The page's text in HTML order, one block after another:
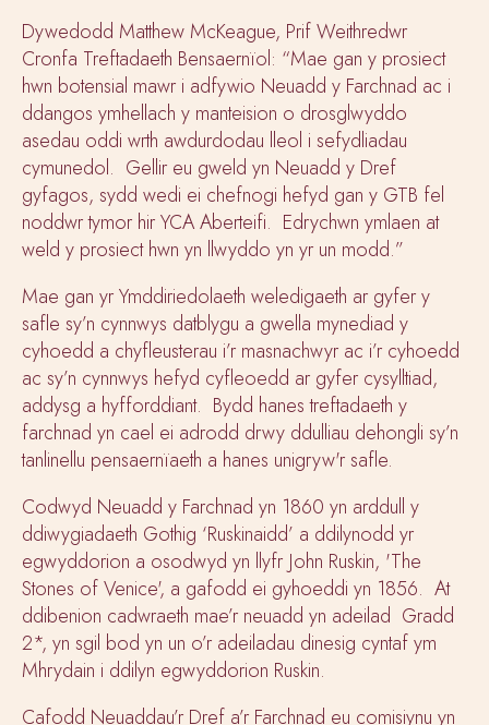
Dywedodd Matthew McKeague, Prif Weithredwr
Cronfa Treftadaeth Bensaernïol: “Mae gan y prosiect
hwn botensial mawr i adfywio Neuadd y Farchnad ac i
ddangos ymhellach y manteision o drosglwyddo
asedau oddi wrth awdurdodau lleol i sefydliadau
cymunedol. Gellir eu gweld yn Neuadd y Dref
gyfagos, sydd wedi ei chefnogi hefyd gan y GTB fel
noddwr tymor hir YCA Aberteifi. Edrychwn ymlaen at
weld y prosiect hwn yn llwyddo yn yr un modd.”
Mae gan yr Ymddiriedolaeth weledigaeth ar gyfer y
safle sy’n cynnwys datblygu a gwella mynediad y
cyhoedd a chyfleusterau i’r masnachwyr ac i’r cyhoedd
ac sy’n cynnwys hefyd cyfleoedd ar gyfer cysylltiad,
addysg a hyfforddiant. Bydd hanes treftadaeth y
farchnad yn cael ei adrodd drwy ddulliau dehongli sy’n
tanlinellu pensaernïaeth a hanes unigryw'r safle.
Codwyd Neuadd y Farchnad yn 1860 yn arddull y
ddiwygiadaeth Gothig ‘Ruskinaidd’ a ddilynodd yr
egwyddorion a osodwyd yn llyfr John Ruskin, 'The
Stones of Venice', a gafodd ei gyhoeddi yn 1856. At
ddibenion cadwraeth mae’r neuadd yn adeilad Gradd
2*, yn sgil bod yn un o’r adeiladau dinesig cyntaf ym
Mhrydain i ddilyn egwyddorion Ruskin.
Cafodd Neuaddau’r Dref a’r Farchnad eu comisiynu yn